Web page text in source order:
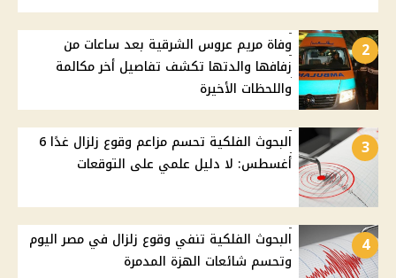
2
وفاة مريم عروس الشرقية بعد ساعات من
زفافها والدتها تكشف تفاصيل أخر مكالمة
واللحظات الأخيرة
3
البحوث الفلكية تحسم مزاعم وقوع زلزال غدًا 6
أغسطس: لا دليل علمي على التوقعات
4
البحوث الفلكية تنفي وقوع زلزال في مصر اليوم
وتحسم شائعات الهزة المدمرة